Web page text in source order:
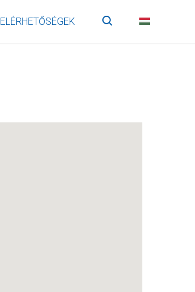
ELÉRHETŐSÉGEK Keresés